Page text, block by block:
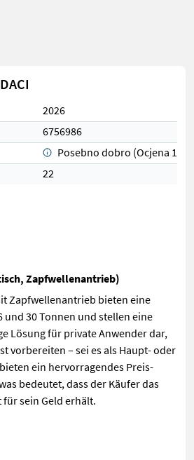
2026
6756986
Posebno dobro (Ocjena 1)
22
Zapfwellenantrieb)
Zapfwellenantrieb bieten eine
und 30 Tonnen und stellen eine
Lösung für private Anwender dar,
vorbereiten – sei es als Haupt- oder
ein hervorragendes Preis-
bedeutet, dass der Käufer das
sein Geld erhält.